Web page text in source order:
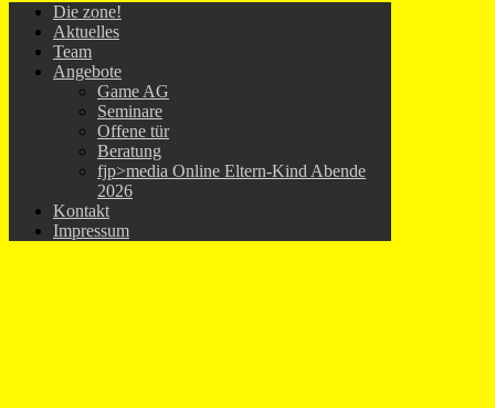
Die zone!
Aktuelles
Team
Angebote
Game AG
Seminare
Offene tür
Beratung
fjp>media Online Eltern-Kind Abende
2026
Kontakt
Impressum